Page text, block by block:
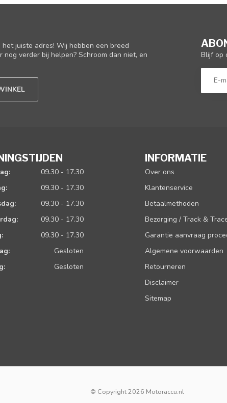
juiste adres! Wij hebben een breed
verder bij helpen? Schroom dan niet, en
Blijf op
09.30 - 17.30
09.30 - 17.30
09.30 - 17.30
09.30 - 17.30
09.30 - 17.30
Gesloten
Gesloten
INFORMATIE
Over ons
Klantenservice
Betaalmethoden
Bezorging / Track &
Garantie aanvraag
Algemene voorwaarden
Retourneren
Disclaimer
Sitemap
© Copyright 2026 Motoraccu.nl